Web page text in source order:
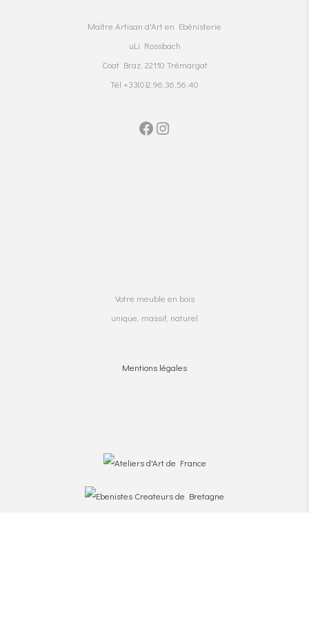
Maître Artisan d'Art en Ebénisterie
uLi Rossbach
Coat Braz, 22110 Trémargat
Tél +33(0)2.96.36.56.40
Votre meuble en bois
unique, massif, naturel
Mentions légales